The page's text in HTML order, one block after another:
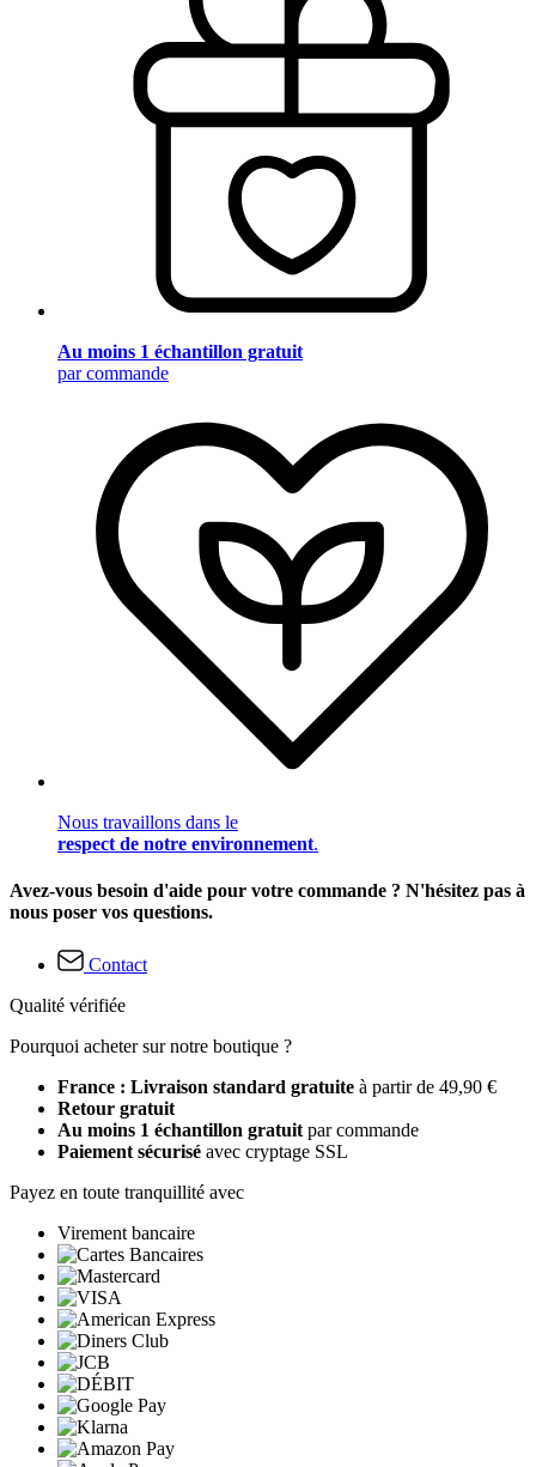
Au moins 1 échantillon gratuit
par commande
Nous travaillons dans le
respect de notre environnement.
Avez-vous besoin d'aide pour votre commande ? N'hésitez pas à
nous poser vos questions.
Contact
Qualité vérifiée
Pourquoi acheter sur notre boutique ?
France : Livraison standard gratuite à partir de 49,90 €
Retour gratuit
Au moins 1 échantillon gratuit par commande
Paiement sécurisé avec cryptage SSL
Payez en toute tranquillité avec
Virement bancaire